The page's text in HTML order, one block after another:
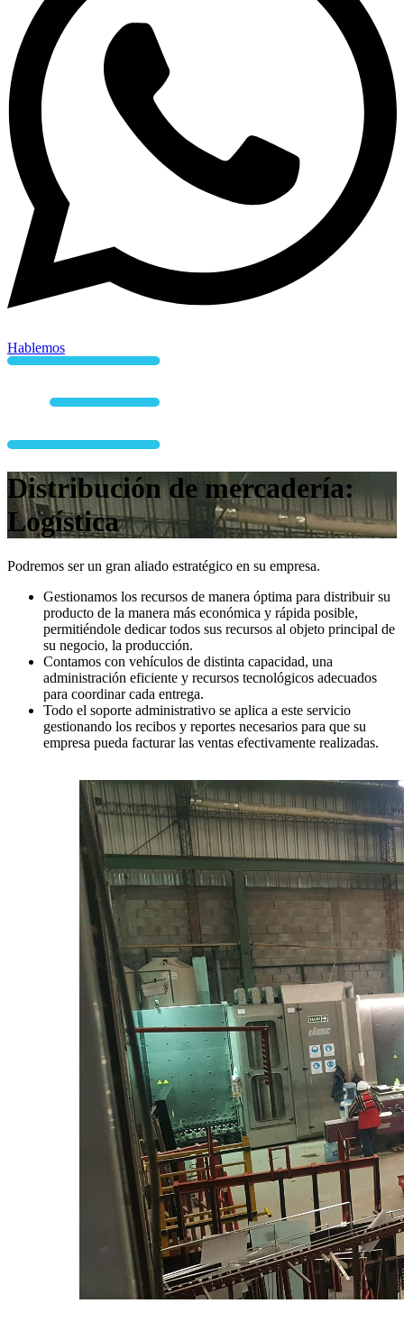
Hablemos
Distribución de mercadería:
Logística
Podremos ser un gran aliado estratégico en su empresa.
Gestionamos los recursos de manera óptima para distribuir su
producto de la manera más económica y rápida posible,
permitiéndole dedicar todos sus recursos al objeto principal de
su negocio, la producción.
Contamos con vehículos de distinta capacidad, una
administración eficiente y recursos tecnológicos adecuados
para coordinar cada entrega.
Todo el soporte administrativo se aplica a este servicio
gestionando los recibos y reportes necesarios para que su
empresa pueda facturar las ventas efectivamente realizadas.